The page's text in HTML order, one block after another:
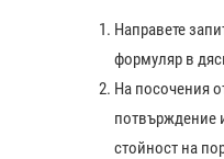
Направете
формуляр в
На посочения
потвърждение
стойност на